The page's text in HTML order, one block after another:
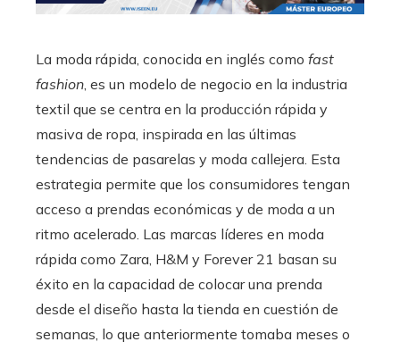
La moda rápida, conocida en inglés como fast
fashion, es un modelo de negocio en la industria
textil que se centra en la producción rápida y
masiva de ropa, inspirada en las últimas
tendencias de pasarelas y moda callejera. Esta
estrategia permite que los consumidores tengan
acceso a prendas económicas y de moda a un
ritmo acelerado. Las marcas líderes en moda
rápida como Zara, H&M y Forever 21 basan su
éxito en la capacidad de colocar una prenda
desde el diseño hasta la tienda en cuestión de
semanas, lo que anteriormente tomaba meses o